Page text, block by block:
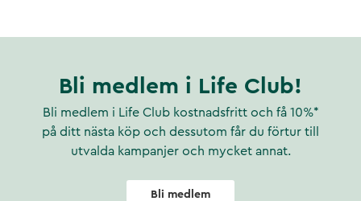
Bli medlem i Life Club!
Bli medlem i Life Club kostnadsfritt och få 10%*
på ditt nästa köp och dessutom får du förtur till
utvalda kampanjer och mycket annat.
Bli medlem